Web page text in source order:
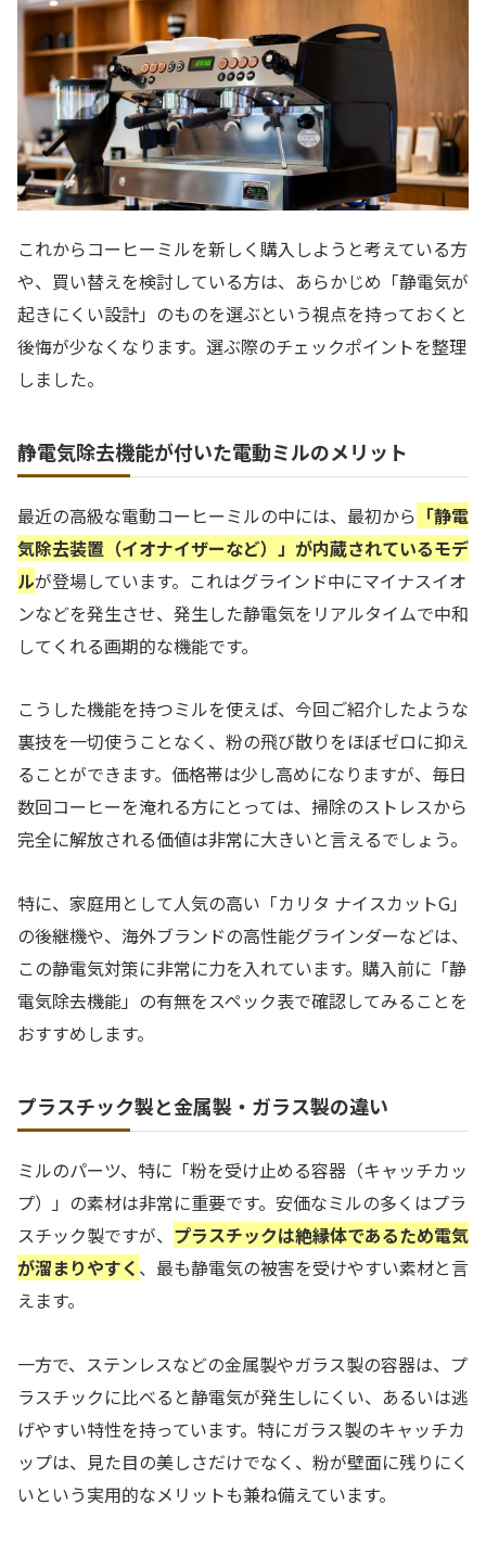
これからコーヒーミルを新しく購入しようと考えている方
や、買い替えを検討している方は、あらかじめ「静電気が
起きにくい設計」のものを選ぶという視点を持っておくと
後悔が少なくなります。選ぶ際のチェックポイントを整理
しました。
静電気除去機能が付いた電動ミルのメリット
最近の高級な電動コーヒーミルの中には、最初から 「静電
気除去装置（イオナイザーなど）」が内蔵されているモデ
ルが登場しています。これはグラインド中にマイナスイオ
ンなどを発生させ、発生した静電気をリアルタイムで中和
してくれる画期的な機能です。
こうした機能を持つミルを使えば、今回ご紹介したような
裏技を一切使うことなく、粉の飛び散りをほぼゼロに抑え
ることができます。価格帯は少し高めになりますが、毎日
数回コーヒーを淹れる方にとっては、掃除のストレスから
完全に解放される価値は非常に大きいと言えるでしょう。
特に、家庭用として人気の高い「カリタ ナイスカットG」
の後継機や、海外ブランドの高性能グラインダーなどは、
この静電気対策に非常に力を入れています。購入前に「静
電気除去機能」の有無をスペック表で確認してみることを
おすすめします。
プラスチック製と金属製・ガラス製の違い
ミルのパーツ、特に「粉を受け止める容器（キャッチカッ
プ）」の素材は非常に重要です。安価なミルの多くはプラ
スチック製ですが、 プラスチックは絶縁体であるため電気
が溜まりやすく 、最も静電気の被害を受けやすい素材と言
えます。
一方で、ステンレスなどの金属製やガラス製の容器は、プ
ラスチックに比べると静電気が発生しにくい、あるいは逃
げやすい特性を持っています。特にガラス製のキャッチカ
ップは、見た目の美しさだけでなく、粉が壁面に残りにく
いという実用的なメリットも兼ね備えています。